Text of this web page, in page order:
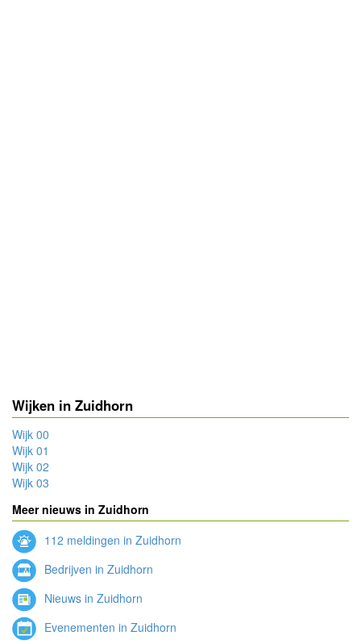
Wijken in Zuidhorn
Wijk 00
Wijk 01
Wijk 02
Wijk 03
Meer nieuws in Zuidhorn
112 meldingen in Zuidhorn
Bedrijven in Zuidhorn
Nieuws in Zuidhorn
Evenementen in Zuidhorn